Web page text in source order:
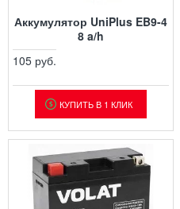
Аккумулятор UniPlus EB9-4
8 a/h
105 руб.
КУПИТЬ В 1 КЛИК